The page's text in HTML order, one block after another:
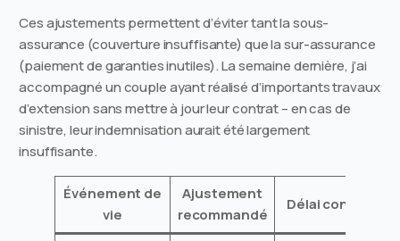
Ces ajustements permettent d’éviter tant la sous-
assurance (couverture insuffisante) que la sur-assurance
(paiement de garanties inutiles). La semaine dernière, j’ai
accompagné un couple ayant réalisé d’importants travaux
d’extension sans mettre à jour leur contrat – en cas de
sinistre, leur indemnisation aurait été largement
insuffisante.
Événement de
vie
Ajustement
recommandé
Délai conseillé